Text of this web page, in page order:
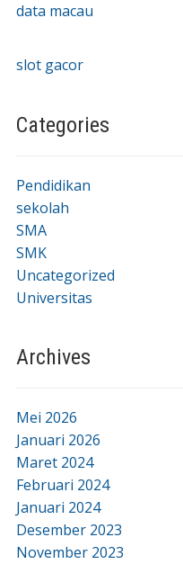
data macau
slot gacor
Categories
Pendidikan
sekolah
SMA
SMK
Uncategorized
Universitas
Archives
Mei 2026
Januari 2026
Maret 2024
Februari 2024
Januari 2024
Desember 2023
November 2023